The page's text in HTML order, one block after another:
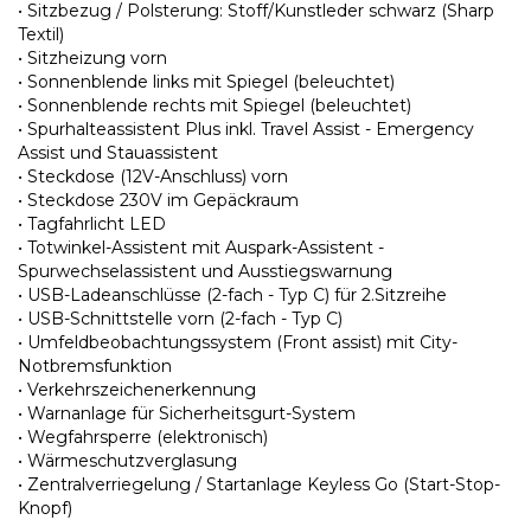
• Sitzbezug / Polsterung: Stoff/Kunstleder schwarz (Sharp
Textil)
• Sitzheizung vorn
• Sonnenblende links mit Spiegel (beleuchtet)
• Sonnenblende rechts mit Spiegel (beleuchtet)
• Spurhalteassistent Plus inkl. Travel Assist - Emergency
Assist und Stauassistent
• Steckdose (12V-Anschluss) vorn
• Steckdose 230V im Gepäckraum
• Tagfahrlicht LED
• Totwinkel-Assistent mit Auspark-Assistent -
Spurwechselassistent und Ausstiegswarnung
• USB-Ladeanschlüsse (2-fach - Typ C) für 2.Sitzreihe
• USB-Schnittstelle vorn (2-fach - Typ C)
• Umfeldbeobachtungssystem (Front assist) mit City-
Notbremsfunktion
• Verkehrszeichenerkennung
• Warnanlage für Sicherheitsgurt-System
• Wegfahrsperre (elektronisch)
• Wärmeschutzverglasung
• Zentralverriegelung / Startanlage Keyless Go (Start-Stop-
Knopf)